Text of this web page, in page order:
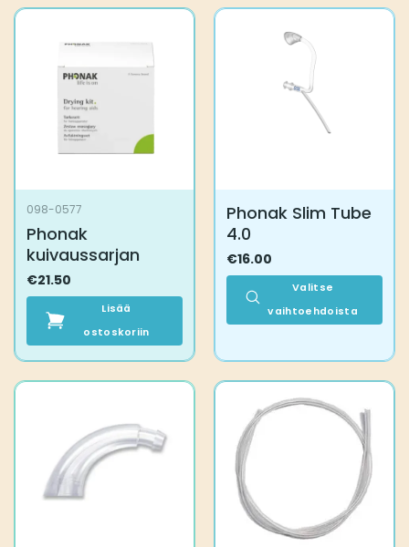
098-0577
Phonak
kuivaussarjan
€21.50
Lisää
ostoskoriin
Phonak Slim Tube
4.0
€16.00
Valitse
vaihtoehdoista
muunnelma.
Voit
tehdä
valinnat
tuotteen
sivulla.